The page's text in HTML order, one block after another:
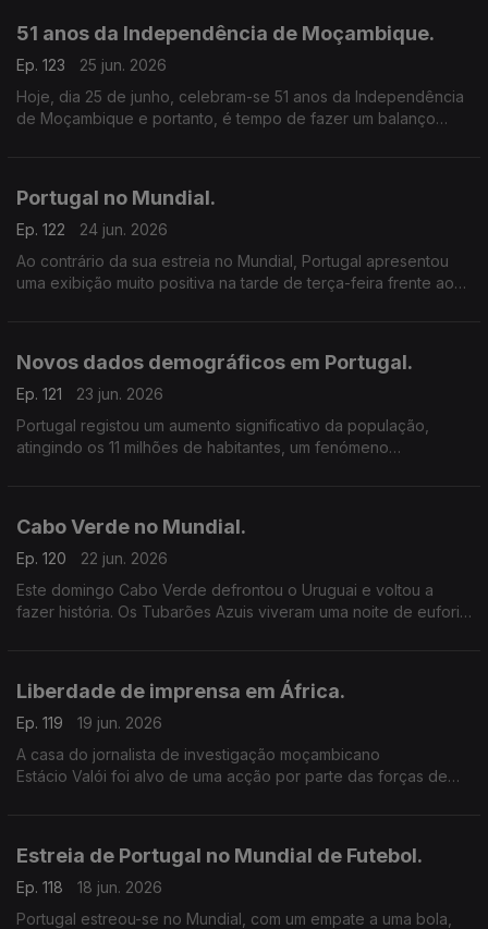
51 anos da Independência de Moçambique.
Ep. 123
25 jun. 2026
Hoje, dia 25 de junho, celebram-se 51 anos da Independência
de Moçambique e portanto, é tempo de fazer um balanço
Portugal no Mundial.
Ep. 122
24 jun. 2026
Ao contrário da sua estreia no Mundial, Portugal apresentou
uma exibição muito positiva na tarde de terça-feira frente ao
Novos dados demográficos em Portugal.
Ep. 121
23 jun. 2026
Portugal registou um aumento significativo da população,
atingindo os 11 milhões de habitantes, um fenómeno
Cabo Verde no Mundial.
Ep. 120
22 jun. 2026
Este domingo Cabo Verde defrontou o Uruguai e voltou a
fazer história. Os Tubarões Azuis viveram uma noite de euforia
Liberdade de imprensa em África.
Ep. 119
19 jun. 2026
A casa do jornalista de investigação moçambicano
Estácio Valói foi alvo de uma acção por parte das forças de
Estreia de Portugal no Mundial de Futebol.
Ep. 118
18 jun. 2026
Portugal estreou-se no Mundial, com um empate a uma bola,